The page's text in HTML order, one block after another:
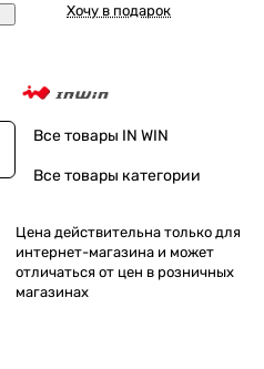
Хочу в подарок
Все товары IN WIN
Все товары категории
Цена действительна только для
интернет-магазина и может
отличаться от цен в розничных
магазинах